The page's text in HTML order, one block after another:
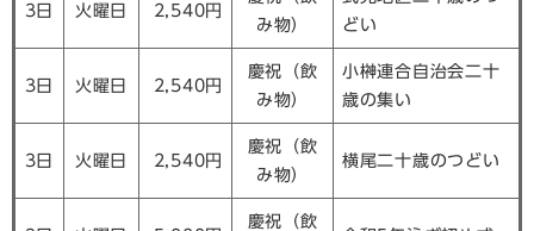
3日 火曜日 2,540円
み物）
どい
3日 火曜日 2,540円
慶祝（飲
み物）
小榊連合自治会二十
歳の集い
3日 火曜日 2,540円
慶祝（飲
み物）
横尾二十歳のつどい
慶祝（飲